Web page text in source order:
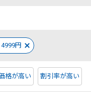
円
格が高い 割引率が高い